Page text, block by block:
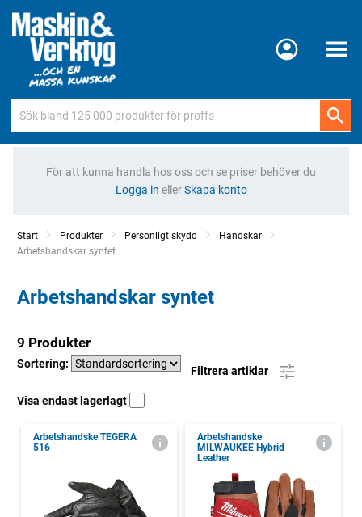
Meny
För att kunna handla hos oss och se priser behöver du
Logga in ellerSkapa konto
Start Produkter Personligt skydd
Handskar
Current:
Arbetshandskar syntet
Arbetshandskar syntet
9 Produkter
Sortering:
Filtrera artiklar
Visa endast lagerlagt
Arbetshandske TEGERA
516
Arbetshandske
MILWAUKEE Hybrid
Leather